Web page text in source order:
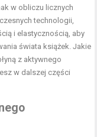
w obliczu licznych
technologii,
i elastycznością, aby
świata książek. Jakie
z aktywnego
w dalszej części